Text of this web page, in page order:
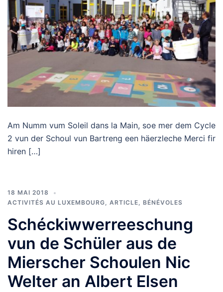
Am Numm vum Soleil dans la Main, soe mer dem Cycle
2 vun der Schoul vun Bartreng een häerzleche Merci fir
hiren […]
18 MAI 2018
ACTIVITÉS AU LUXEMBOURG, ARTICLE, BÉNÉVOLES
Schéckiwwerreeschung
vun de Schüler aus de
Mierscher Schoulen Nic
Welter an Albert Elsen